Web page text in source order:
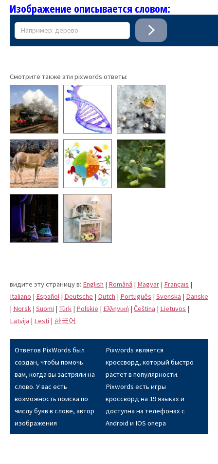
Изображение описывается словом:
Смотрите также эти pixwords ответы:
видите эту страницу в: English | Română | Magyar | Français |
Italiano | Español | Deutsche | Dutch | Português | Svenska | Danske
| Norsk | Suomi | Türk | Polskie | Eλληνική | Čeština | Lietuvos |
Latvijā | Eesti | 한국어
Ответов PixWords был
создан, чтобы помочь
вам, когда вы застряли на
слово. У вас есть
возможность поиска по
числу букв в слове, автор
изображения
Pixwords является
кроссворд, который быстро
растет в популярности.
Pixwords есть игры
кроссворд на 19 языках и
доступна на телефонах с
Android и IOS опера